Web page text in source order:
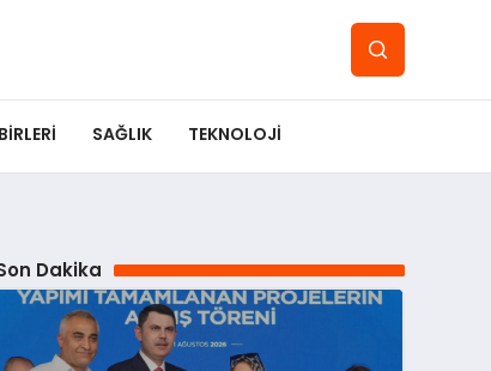
SAĞLIK TEKNOLOJI
Dakika